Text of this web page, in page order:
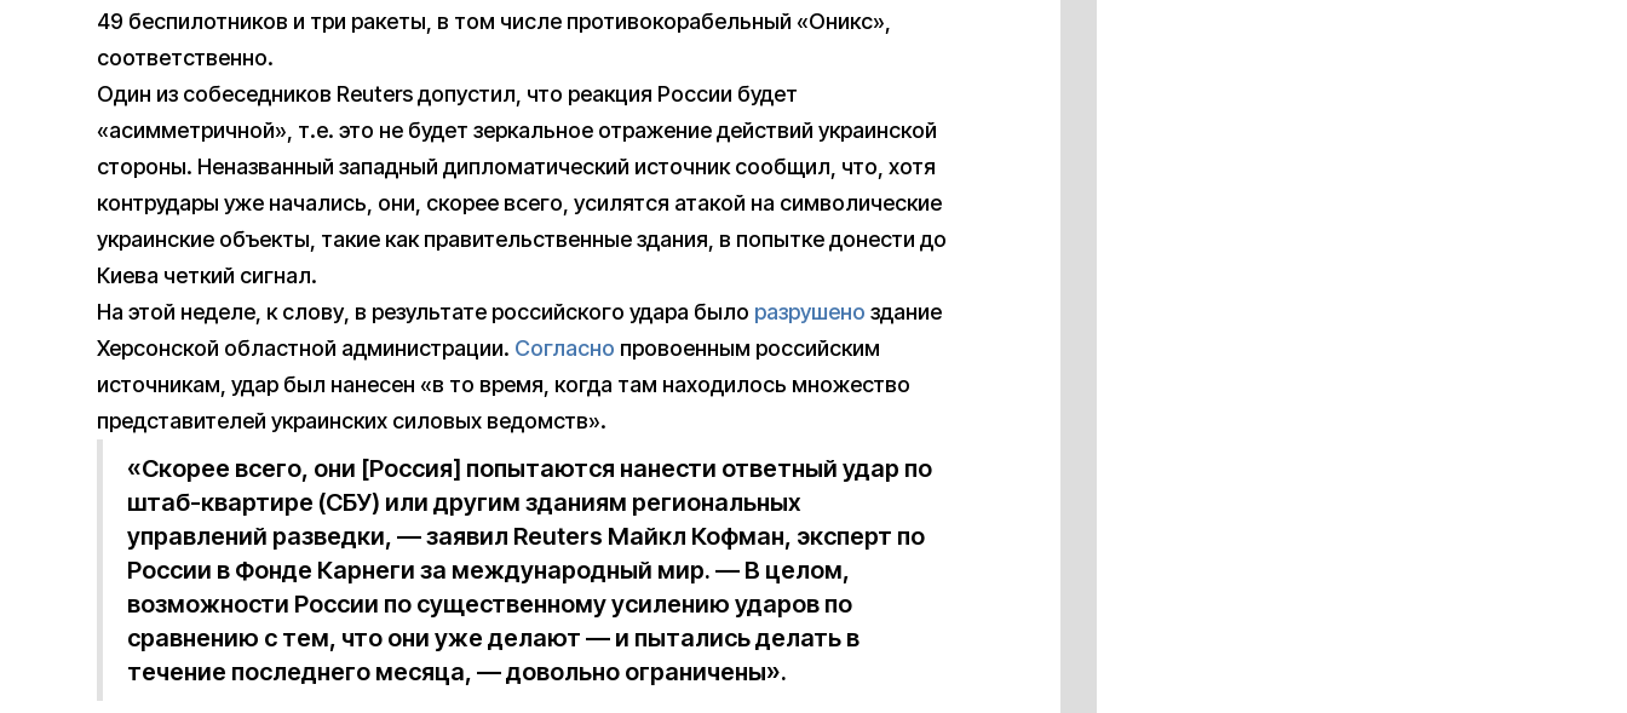
49 беспилотников и три ракеты, в том числе противокорабельный «Оникс»,
соответственно.
Один из собеседников Reuters допустил, что реакция России будет
«асимметричной», т.е. это не будет зеркальное отражение действий украинской
стороны. Неназванный западный дипломатический источник сообщил, что, хотя
контрудары уже начались, они, скорее всего, усилятся атакой на символические
украинские объекты, такие как правительственные здания, в попытке донести до
Киева четкий сигнал.
На этой неделе, к слову, в результате российского удара было разрушено здание
Херсонской областной администрации. Согласно провоенным российским
источникам, удар был нанесен «в то время, когда там находилось множество
представителей украинских силовых ведомств».
«Скорее всего, они [Россия] попытаются нанести ответный удар по
штаб-квартире (СБУ) или другим зданиям региональных
управлений разведки, — заявил Reuters Майкл Кофман, эксперт по
России в Фонде Карнеги за международный мир. — В целом,
возможности России по существенному усилению ударов по
сравнению с тем, что они уже делают — и пытались делать в
течение последнего месяца, — довольно ограничены».